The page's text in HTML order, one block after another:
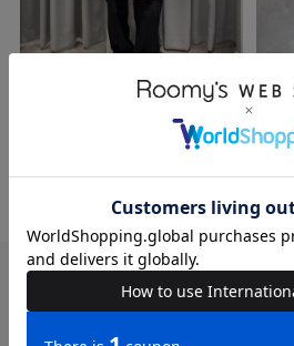
mizusan
DOUBLENAME梅田エ